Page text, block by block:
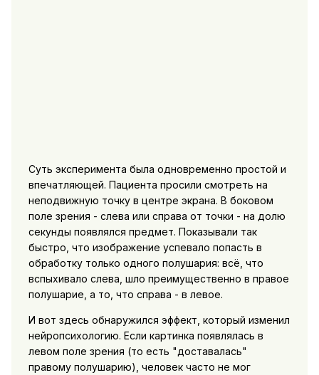
Суть эксперимента была одновременно простой и
впечатляющей. Пациента просили смотреть на
неподвижную точку в центре экрана. В боковом
поле зрения - слева или справа от точки - на долю
секунды появлялся предмет. Показывали так
быстро, что изображение успевало попасть в
обработку только одного полушария: всё, что
вспыхивало слева, шло преимущественно в правое
полушарие, а то, что справа - в левое.
И вот здесь обнаружился эффект, который изменил
нейропсихологию. Если картинка появлялась в
левом поле зрения (то есть "доставалась"
правому полушарию), человек часто не мог